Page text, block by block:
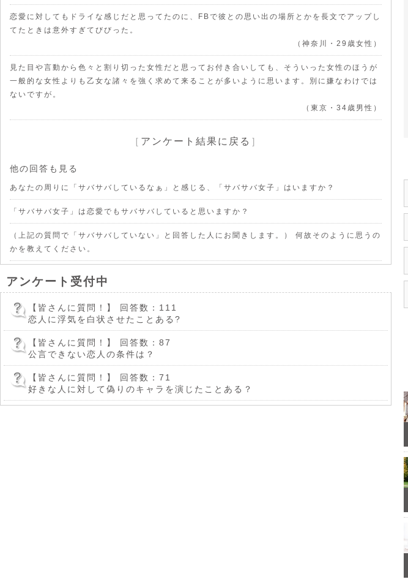
恋愛に対してもドライな感じだと思ってたのに、FBで彼との思い出の場所とかを長文でアップし
てたときは意外すぎてびびった。
（神奈川・29歳女性）
見た目や言動から色々と割り切った女性だと思ってお付き合いしても、そういった女性のほうが
一般的な女性よりも乙女な諸々を強く求めて来ることが多いように思います。別に嫌なわけでは
ないですが。
（東京・34歳男性）
［ アンケート結果に戻る ］
他の回答も見る
あなたの周りに「サバサバしているなぁ」と感じる、「サバサバ女子」はいますか？
「サバサバ女子」は恋愛でもサバサバしていると思いますか？
（上記の質問で「サバサバしていない」と回答した人にお聞きします。） 何故そのように思うの
かを教えてください。
アンケート受付中
【皆さんに質問！】
回答数：111
恋人に浮気を白状させたことある?
【皆さんに質問！】
回答数：87
公言できない恋人の条件は？
【皆さんに質問！】
回答数：71
好きな人に対して偽りのキャラを演じたことある？